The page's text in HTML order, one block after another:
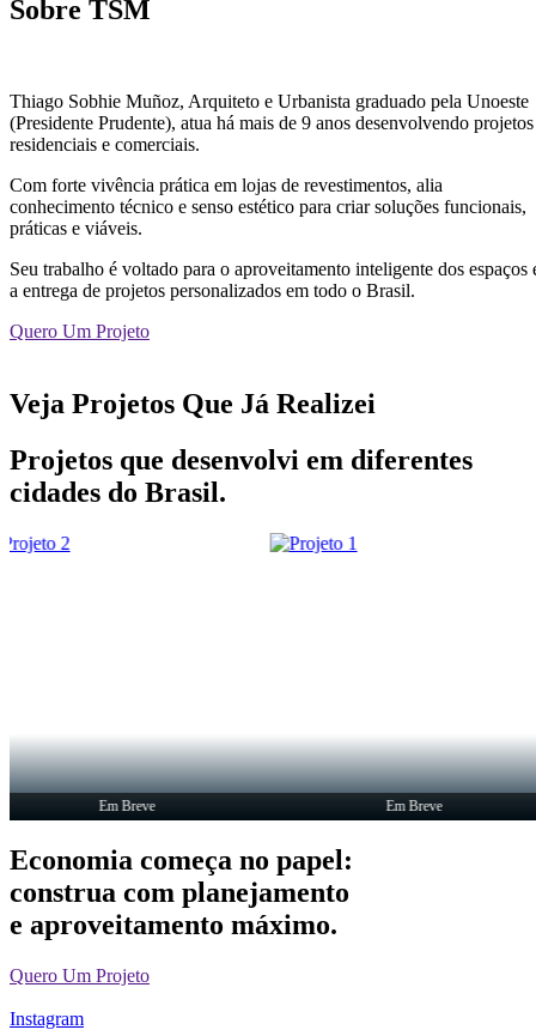
Sobre TSM
Thiago Sobhie Muñoz, Arquiteto e Urbanista graduado pela Unoeste
(Presidente Prudente), atua há mais de 9 anos desenvolvendo projetos
residenciais e comerciais.
Com forte vivência prática em lojas de revestimentos, alia
conhecimento técnico e senso estético para criar soluções funcionais,
práticas e viáveis.
Seu trabalho é voltado para o aproveitamento inteligente dos espaços
a entrega de projetos personalizados em todo o Brasil.
Quero Um Projeto
Veja Projetos Que Já Realizei
Projetos que desenvolvi em diferentes
cidades do Brasil.
Em Breve Em Breve
Economia começa no papel:
construa com planejamento
e aproveitamento máximo.
Quero Um Projeto
Instagram